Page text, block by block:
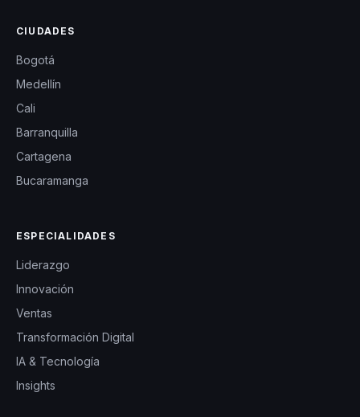
CIUDADES
Bogotá
Medellín
Cali
Barranquilla
Cartagena
Bucaramanga
ESPECIALIDADES
Liderazgo
Innovación
Ventas
Transformación Digital
IA & Tecnología
Insights